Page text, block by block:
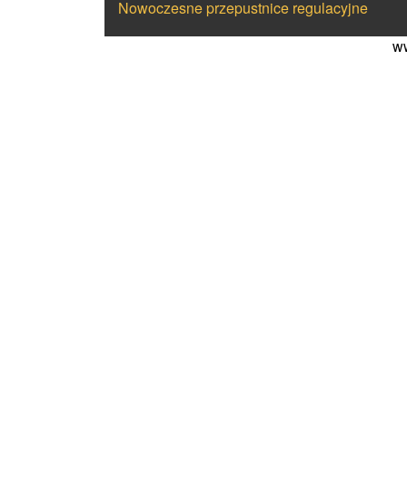
Nowoczesne przepustnice regulacyjne